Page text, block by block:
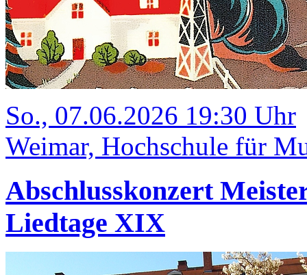
So., 07.06.2026 19:30 Uhr
Weimar, Hochschule für
Abschlusskonzert
Liedtage XIX